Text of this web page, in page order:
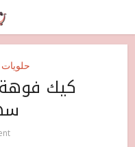
حلويات
كيك فوهة